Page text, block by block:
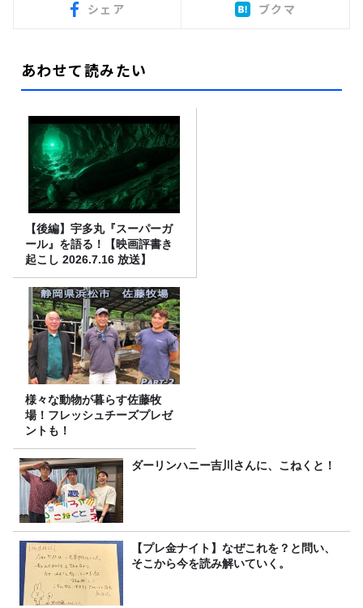
シェア ブクマ
あわせて読みたい
【後編】宇多丸『スーパーガ
ール』を語る！【映画評書き
起こし 2026.7.16 放送】
様々な動物が暮らす佐藤牧
場！フレッシュチーズプレゼ
ントも！
ダーリンハニー吉川さんに、こねくと！
【プレ金ナイト】なぜこれを？と問い、
そこから今を読み解いていく。